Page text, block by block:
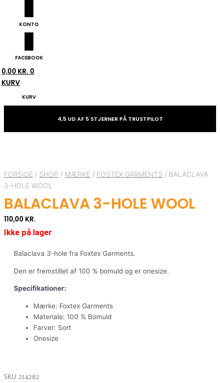
KONTO
FACEBOOK
0,00 KR. 0
KURV
KURV
4,5 UD AF 5 STJERNER PÅ TRUSTPILOT
FORSIDE / SHOP / MÆRKE / FOSTEX GARMENTS / BALACLAVA
3-HOLE WOOL
BALACLAVA 3-HOLE WOOL
110,00 KR.
Ikke på lager
Balaclava 3-hole fra Foxtex Garments.
Den er fremstillet af 100 % bomuld og er onesize.
Specifikationer:
Mærke: Foxtex Garments
Materiale: 100 % Bomuld
Farver: Sort
Onesize
SKU: 214282